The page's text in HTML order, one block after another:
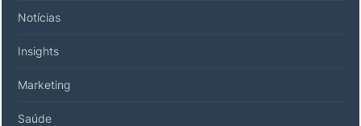
Notícias
Insights
Marketing
Saúde